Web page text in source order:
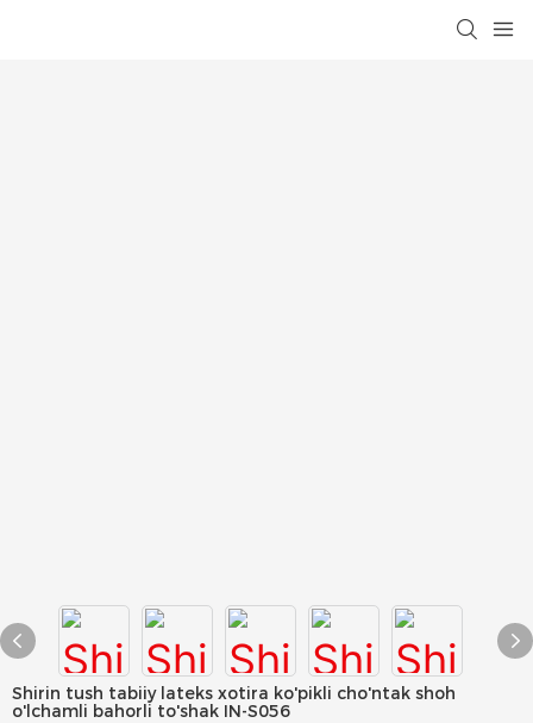
Shirin tush tabiiy lateks xotira ko'pikli cho'ntak shoh
o'lchamli bahorli to'shak IN-S056